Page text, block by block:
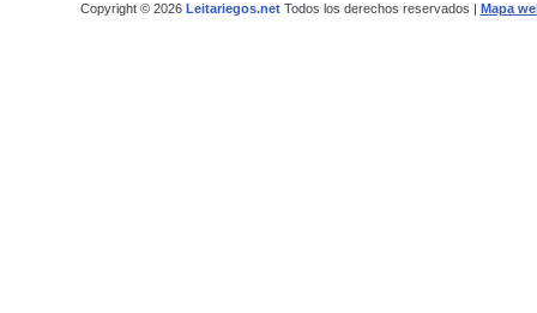
Copyright © 2026 Leitariegos.netTodos los derechos reservados | Mapa